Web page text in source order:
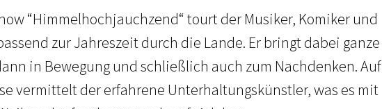
“Himmelhochjauchzend“ tourt der Musiker, Komiker und
zur Jahreszeit durch die Lande. Er bringt dabei ganze
in Bewegung und schließlich auch zum Nachdenken. Auf
vermittelt der erfahrene Unterhaltungskünstler, was es mit